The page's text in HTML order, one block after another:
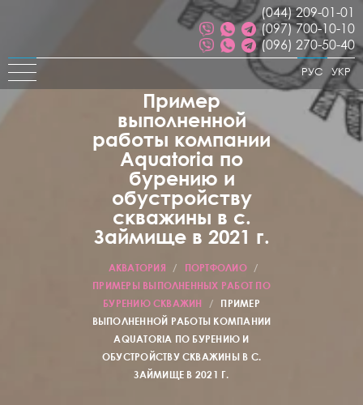
(044) 209-01-01
(097) 700-10-10
(096) 270-50-40
УКР
РУС
Пример
выполненной
работы компании
Aquatoria по
бурению и
обустройству
скважины в с.
Займище в 2021 г.
АКВАТОРИЯ / ПОРТФОЛИО
/
ПРИМЕРЫ ВЫПОЛНЕННЫХ РАБОТ ПО
БУРЕНИЮ СКВАЖИН
/
ПРИМЕР
ВЫПОЛНЕННОЙ РАБОТЫ КОМПАНИИ
AQUATORIA ПО БУРЕНИЮ И
ОБУСТРОЙСТВУ СКВАЖИНЫ В С.
ЗАЙМИЩЕ В 2021 Г.